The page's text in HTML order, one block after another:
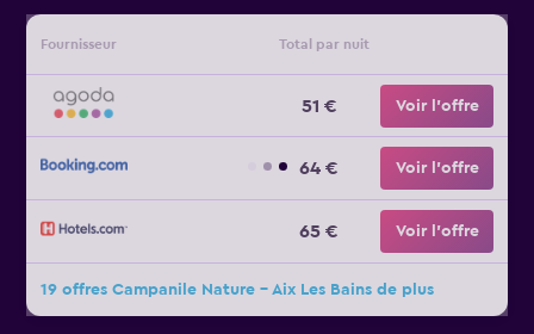
Fournisseur Total par nuit
51 € Voir l’offre
64 € Voir l’offre
65 € Voir l’offre
19 offres Campanile Nature - Aix Les Bains de plus